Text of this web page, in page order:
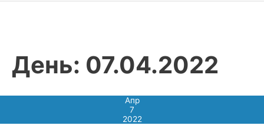
День: 07.04.2022
Апр
7
2022